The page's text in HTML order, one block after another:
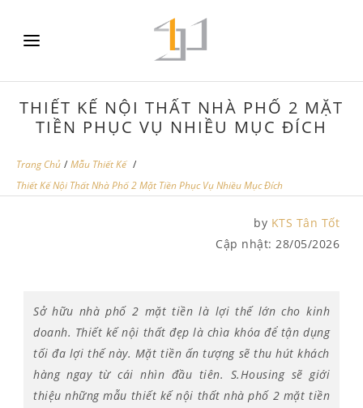
THIẾT KẾ NỘI THẤT NHÀ PHỐ 2 MẶT
TIỀN PHỤC VỤ NHIỀU MỤC ĐÍCH
Trang Chủ / Mẫu Thiết Kế /
Thiết Kế Nội Thất Nhà Phố 2 Mặt Tiền Phục Vụ Nhiều Mục Đích
by KTS Tân Tốt
Cập nhật: 28/05/2026
Sở hữu nhà phố 2 mặt tiền là lợi thế lớn cho kinh
doanh. Thiết kế nội thất đẹp là chìa khóa để tận dụng
tối đa lợi thế này. Mặt tiền ấn tượng sẽ thu hút khách
hàng ngay từ cái nhìn đầu tiên. S.Housing sẽ giới
thiệu những mẫu thiết kế nội thất nhà phố 2 mặt tiền